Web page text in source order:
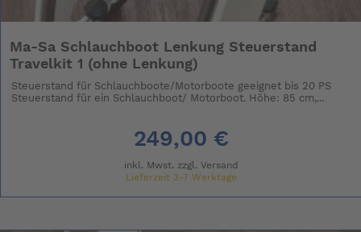
Ma-Sa Schlauchboot Lenkung Steuerstand
Travelkit 1 (ohne Lenkung)
Steuerstand für Schlauchboote/Motorboote geeignet bis 20 PS
Steuerstand für ein Schlauchboot/ Motorboot. Höhe: 85 cm,...
249,00 €
inkl. Mwst. zzgl. Versand
Lieferzeit 3-7 Werktage